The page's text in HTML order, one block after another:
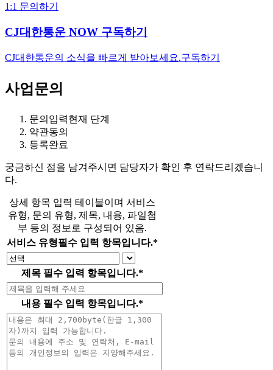
1:1 문의하기
CJ대한통운 NOW 구독하기
CJ대한통운의 소식을 빠르게 받아보세요.구독하기
사업문의
문의입력현재 단계
약관동의
등록완료
궁금하신 점을 남겨주시면 담당자가 확인 후 연락드리겠습니
다.
상세 항목 입력 테이블이며 서비스
유형, 문의 유형, 제목, 내용, 파일첨
부 등의 정보로 구성되어 있음.
서비스 유형필수 입력 항목입니다.*
제목 필수 입력 항목입니다.*
내용 필수 입력 항목입니다.*